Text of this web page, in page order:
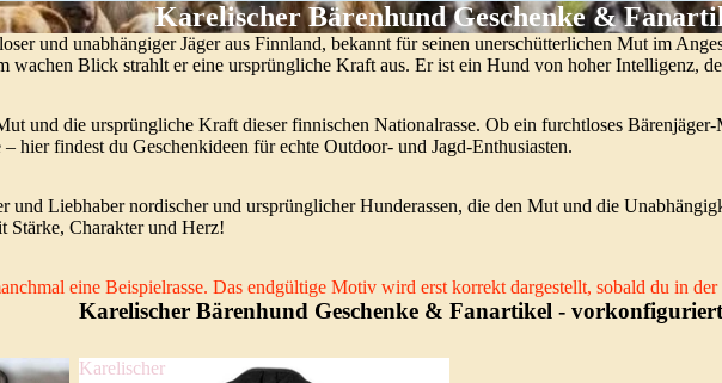
Karelischer Bärenhund Geschenke &
und unabhängiger Jäger aus Finnland, bekannt für seinen unerschütterlichen Mut im
wachen Blick strahlt er eine ursprüngliche Kraft aus. Er ist ein Hund von hoher Intelligenz,
und die ursprüngliche Kraft dieser finnischen Nationalrasse. Ob ein furchtloses
hier findest du Geschenkideen für echte Outdoor- und Jagd-Enthusiasten.
und Liebhaber nordischer und ursprünglicher Hunderassen, die den Mut und die
Stärke, Charakter und Herz!
eine Beispielrasse. Das endgültige Motiv wird erst korrekt dargestellt, sobald du in
Karelischer Bärenhund Geschenke & Fanartikel -
Karelischer